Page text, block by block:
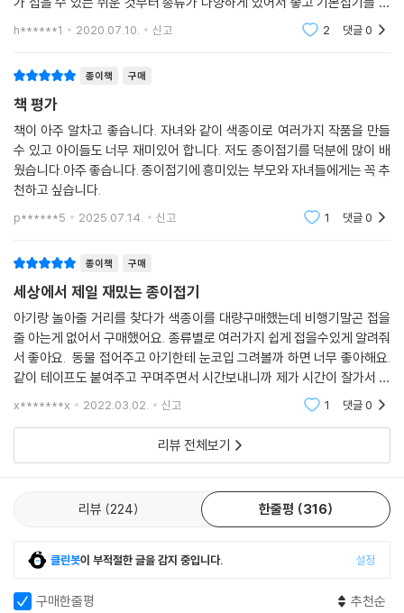
로 설명해두어서 연습하기도 좋아요. 그림으로 설명하다보니 이해가 잘 안
h******1 2020.07.10. 신고 2 댓글0
종이책 구매
책 평가
책이 아주 알차고 좋습니다. 자녀와 같이 색종이로 여러가지 작품을 만들
수 있고 아이들도 너무 재미있어 합니다. 저도 종이접기를 덕분에 많이 배
웠습니다.아주 좋습니다. 종이접기에 흥미있는 부모와 자녀들에게는 꼭 추
천하고 싶습니다.
p******5 2025.07.14. 신고 1 댓글0
종이책 구매
세상에서 제일 재밌는 종이접기
아기랑 놀아줄 거리를 찾다가 색종이를 대량구매했는데 비행기말곤 접을
줄 아는게 없어서 구매했어요. 종류별로 여러가지 쉽게 접을수있게 알려줘
서 좋아요. 동물 접어주고 아기한테 눈코입 그려볼까 하면 너무 좋아해요.
같이 테이프도 붙여주고 꾸며주면서 시간보내니까 제가 시간이 잘가서 좋
네요. 아기가 보고 따라하려면 한참 멀었지만 두고두고 활용하기 좋을거같
x*******x 2022.03.02. 신고 1 댓글0
리뷰 전체보기
리뷰 224 한줄평 316
클린봇이 부적절한 글을 감지 중입니다. 설정
구매한줄평 추천순